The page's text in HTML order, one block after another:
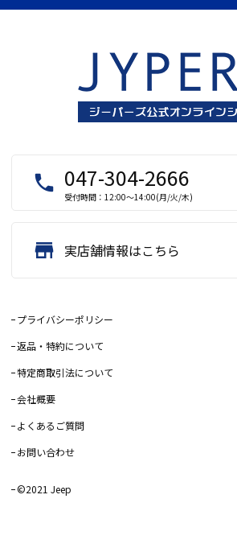
local_phone 047-304-2666
受付時間：12:00～14:00(月/火/木)
store 実店舗情報はこちら
プライバシーポリシー
返品・特約について
特定商取引法について
会社概要
よくあるご質問
お問い合わせ
©2021 Jeep